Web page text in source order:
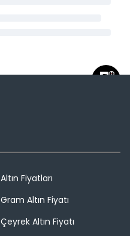
Altın Fiyatları
Gram Altın Fiyatı
Çeyrek Altın Fiyatı